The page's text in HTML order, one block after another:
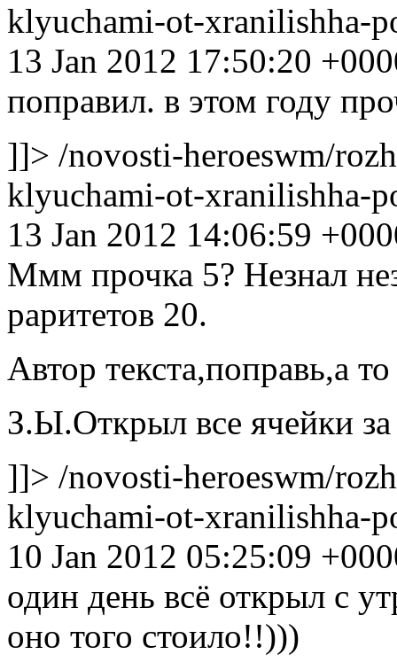
klyuchami-ot-xranilishha-
13 Jan 2012 17:50:20
поправил. в этом году
]]> /novosti-heroeswm/
klyuchami-ot-xranilishha-
13 Jan 2012 14:06:59
Ммм прочка 5? Незнал
раритетов 20.
Автор текста,поправь,а
З.Ы.Открыл все ячейки за
]]> /novosti-heroeswm/
klyuchami-ot-xranilishha-
10 Jan 2012 05:25:09
один день всё открыл с
оно того стоило!!)))